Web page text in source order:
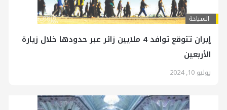
السياحة
إیران تتوقع توافد 4 ملايين زائر عبر حدودها خلال زيارة
الأربعين
يوليو 10, 2024